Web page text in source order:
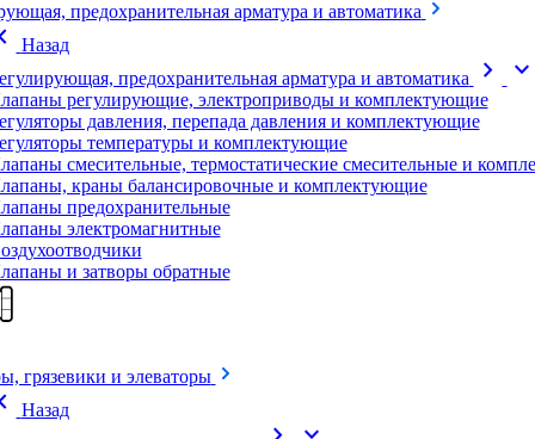
предохранительная арматура и автоматика
Назад
предохранительная арматура и автоматика
chevron_right expand_more
регулирующие, электроприводы и комплектующие
давления, перепада давления и комплектующие
температуры и комплектующие
смесительные, термостатические смесительные и
краны балансировочные и комплектующие
предохранительные
электромагнитные
и затворы обратные
грязевики и элеваторы
Назад